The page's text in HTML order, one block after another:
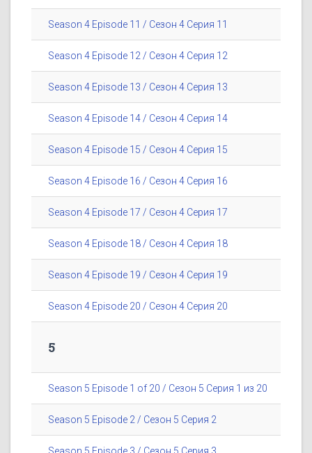
Season 4 Episode 11 / Сезон 4 Серия 11
Season 4 Episode 12 / Сезон 4 Серия 12
Season 4 Episode 13 / Сезон 4 Серия 13
Season 4 Episode 14 / Сезон 4 Серия 14
Season 4 Episode 15 / Сезон 4 Серия 15
Season 4 Episode 16 / Сезон 4 Серия 16
Season 4 Episode 17 / Сезон 4 Серия 17
Season 4 Episode 18 / Сезон 4 Серия 18
Season 4 Episode 19 / Сезон 4 Серия 19
Season 4 Episode 20 / Сезон 4 Серия 20
5
Season 5 Episode 1 of 20 / Сезон 5 Серия 1 из 20
Season 5 Episode 2 / Сезон 5 Серия 2